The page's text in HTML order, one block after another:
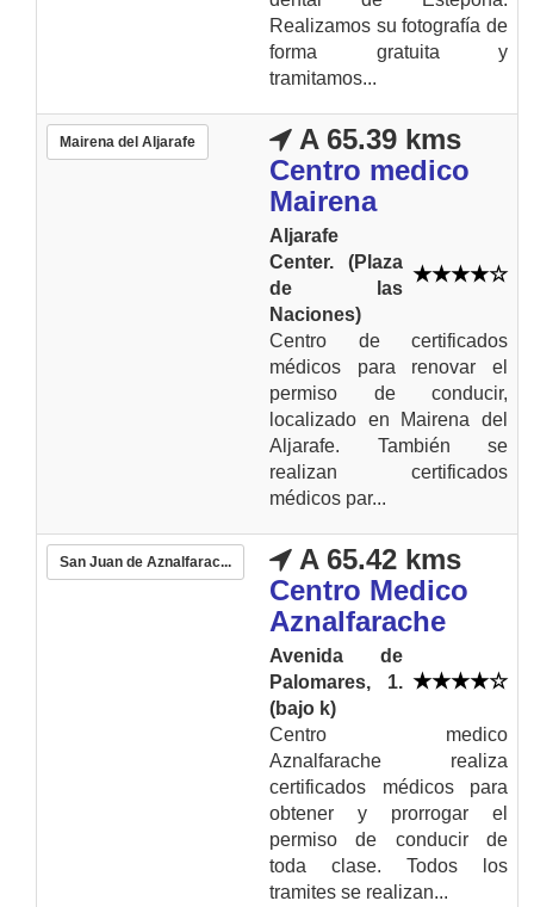
Realizamos su fotografía de
forma gratuita y
tramitamos...
Mairena del Aljarafe
A 65.39 kms
Centro medico
Mairena
Aljarafe
Center. (Plaza
de las
Naciones)
Centro de certificados
médicos para renovar el
permiso de conducir,
localizado en Mairena del
Aljarafe. También se
realizan certificados
médicos par...
San Juan de Aznalfarac...
A 65.42 kms
Centro Medico
Aznalfarache
Avenida de
Palomares, 1.
(bajo k)
Centro medico
Aznalfarache realiza
certificados médicos para
obtener y prorrogar el
permiso de conducir de
toda clase. Todos los
tramites se realizan...